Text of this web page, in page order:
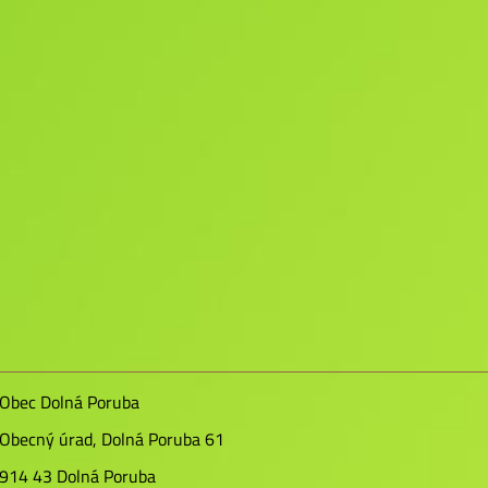
Obec Dolná Poruba
Obecný úrad, Dolná Poruba 61
914 43 Dolná Poruba